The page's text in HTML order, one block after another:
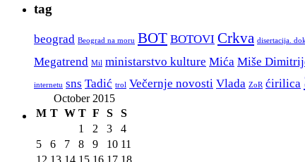
tag
beograd Beograd na moru BOT BOTOVI Crkva disertacija.
Megatrend Mil ministarstvo kulture Mića Miše
internetu sns Tadić trol Večernje novosti Vlada ZoR ćirilica
October 2015
M T W T F S
S
1
2 3
4
5
6 7 8 9 10 11